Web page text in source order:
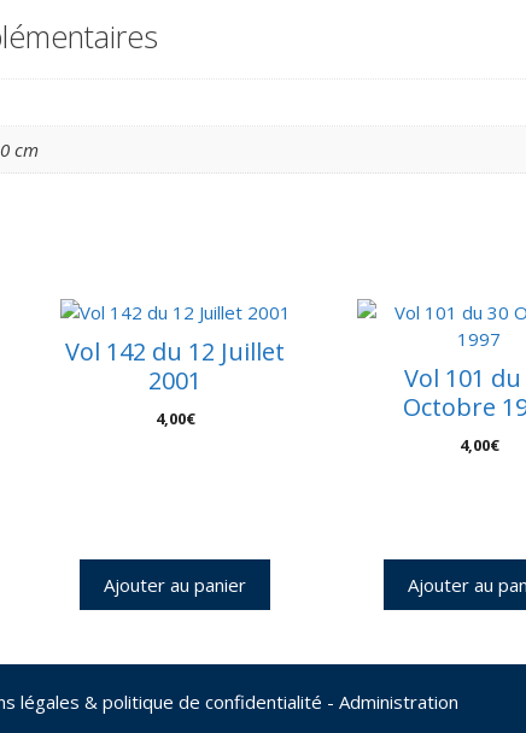
cm
Vol 142 du 12 Juillet
2001
4,00€
Ajouter au panier
Vol 101
Octobre
4,00€
Ajouter au
légales & politique de confidentialité - Administration